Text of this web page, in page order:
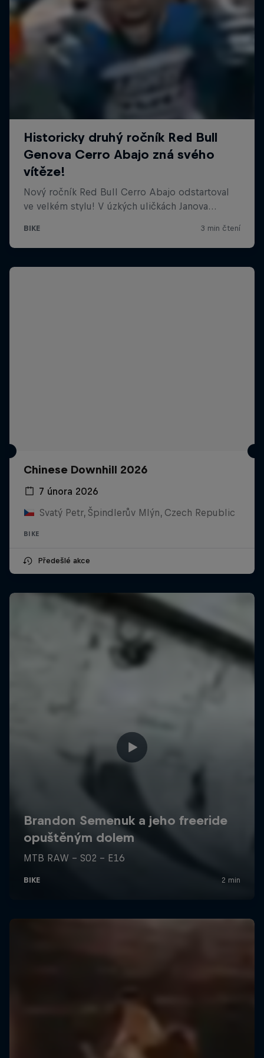
Chinese Downhill 2026
7 února 2026
Svatý Petr, Špindlerův Mlýn, Czech Republic
BIKE
Předešlé akce